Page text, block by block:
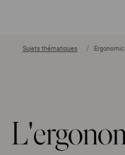
Sujets thématiques